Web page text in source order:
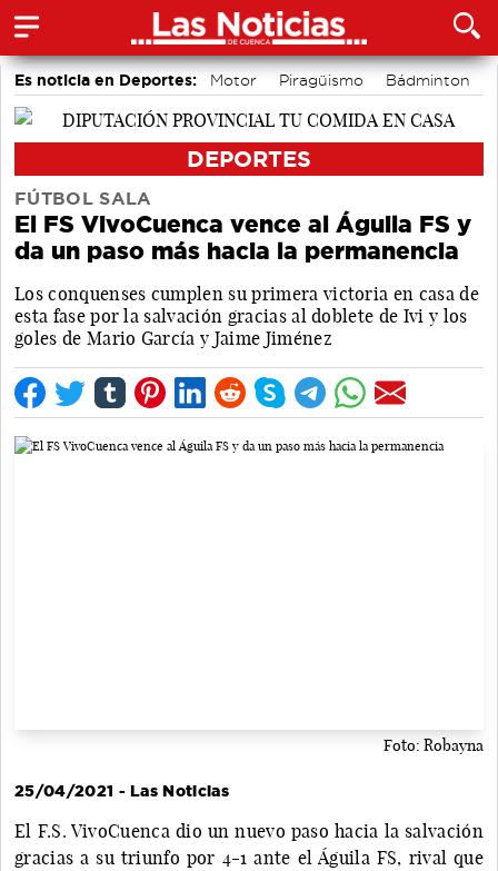
Es noticia en Deportes: Motor Piragüismo
Bádminton
Fútbol
Bolos conquenses
DEPORTES
FÚTBOL SALA
El FS VivoCuenca vence al Águila FS y
da un paso más hacia la permanencia
Los conquenses cumplen su primera victoria en casa de
esta fase por la salvación gracias al doblete de Ivi y los
goles de Mario García y Jaime Jiménez
Foto: Robayna
25/04/2021 - Las Noticias
El F.S. VivoCuenca dio un nuevo paso hacia la salvación
gracias a su triunfo por 4-1 ante el Águila FS, rival que